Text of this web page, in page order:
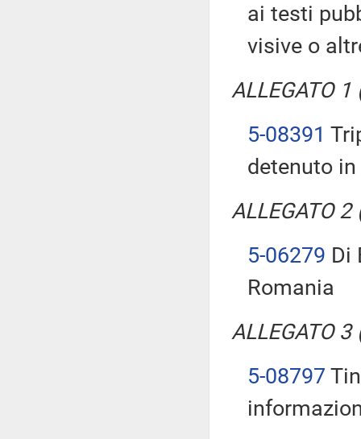
ai testi
visive o
ALLEGATO
5-08391
detenuto
ALLEGATO
5-06279 Di
Romania
ALLEGATO
5-08797